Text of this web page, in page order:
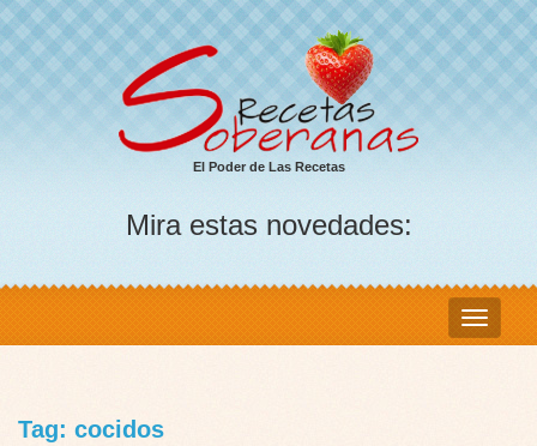
El Poder de Las Recetas
Mira estas novedades:
Tag: cocidos